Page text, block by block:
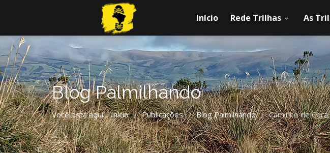
Início Rede Trilhas As
Blog Palmilhando
Você está aqui: Início / Publicações / Blog Palmilhando / Caminho de